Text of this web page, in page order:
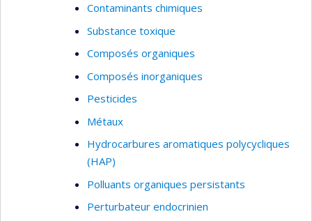
Contaminants chimiques
Substance toxique
Composés organiques
Composés inorganiques
Pesticides
Métaux
Hydrocarbures aromatiques polycycliques
(HAP)
Polluants organiques persistants
Perturbateur endocrinien